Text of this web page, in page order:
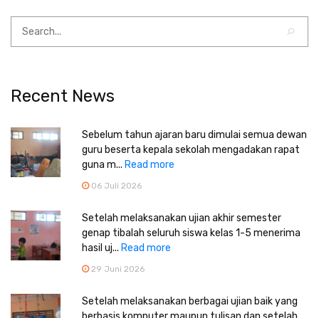
Recent News
Sebelum tahun ajaran baru dimulai semua dewan
guru beserta kepala sekolah mengadakan rapat
guna m... Read more
06 Juli 2026
Setelah melaksanakan ujian akhir semester
genap tibalah seluruh siswa kelas 1-5 menerima
hasil uj... Read more
29 Juni 2026
Setelah melaksanakan berbagai ujian baik yang